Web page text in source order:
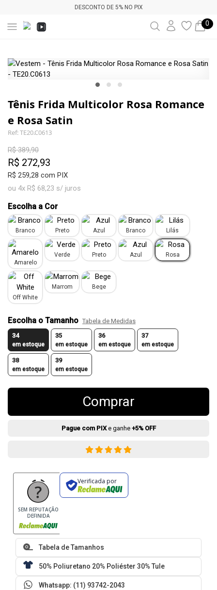
DESCONTO DE 5% NO PIX
0
Tênis Frida Multicolor Rosa Romance
e Rosa Satin
Ref: TE20.C0613
R$ 389,90
R$ 272,93
R$ 259,28 com PIX
ou 4x R$ 68,23 s/ juros
Escolha a Cor
Branco Preto Azul Branco Lilás
Amarelo
Verde Preto Azul Rosa
Off White
Marrom Bege
Escolha o Tamanho Tabela de Medidas
34
em estoque
35
em estoque
36
em estoque
37
em estoque
38
em estoque
39
em estoque
Comprar
Pague com PIXe ganhe +5% OFF
SEM REPUTAÇÃO
DEFINIDA
Verificada por
Tabela de Tamanhos
50% Poliuretano 20% Poliéster 30% Tule
Whatsapp: (11) 93742-2043